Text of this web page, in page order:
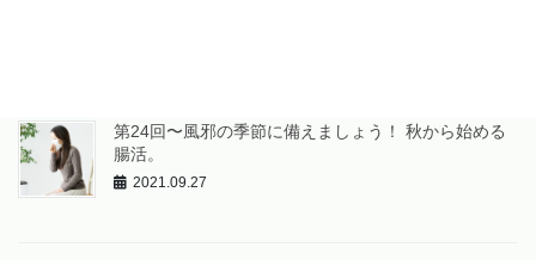
第24回〜風邪の季節に備えましょう！ 秋から始める
腸活。
2021.09.27